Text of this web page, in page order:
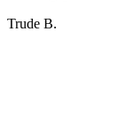
Trude B.